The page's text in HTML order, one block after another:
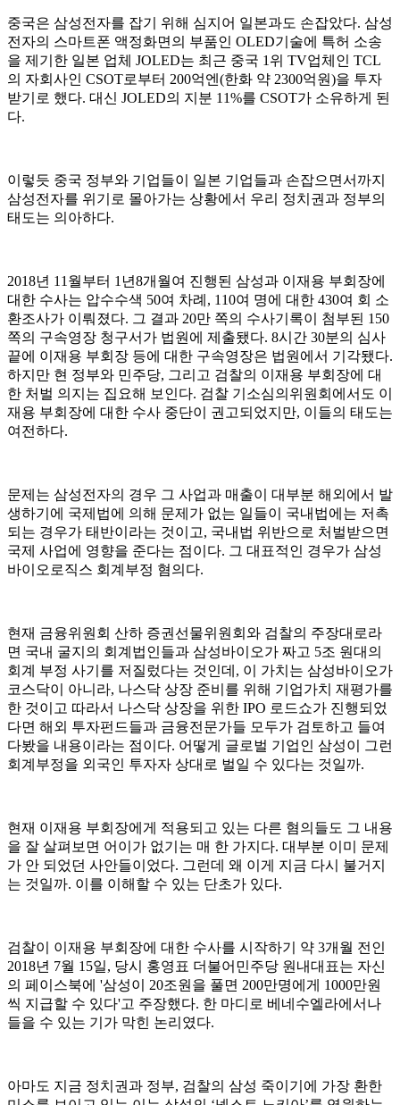
중국은 삼성전자를 잡기 위해 심지어 일본과도 손잡았다. 삼성
전자의 스마트폰 액정화면의 부품인 OLED기술에 특허 소송
을 제기한 일본 업체 JOLED는 최근 중국 1위 TV업체인 TCL
의 자회사인 CSOT로부터 200억엔(한화 약 2300억원)을 투자
받기로 했다. 대신 JOLED의 지분 11%를 CSOT가 소유하게 된
다.
이렇듯 중국 정부와 기업들이 일본 기업들과 손잡으면서까지
삼성전자를 위기로 몰아가는 상황에서 우리 정치권과 정부의
태도는 의아하다.
2018년 11월부터 1년8개월여 진행된 삼성과 이재용 부회장에
대한 수사는 압수수색 50여 차례, 110여 명에 대한 430여 회 소
환조사가 이뤄졌다. 그 결과 20만 쪽의 수사기록이 첨부된 150
쪽의 구속영장 청구서가 법원에 제출됐다. 8시간 30분의 심사
끝에 이재용 부회장 등에 대한 구속영장은 법원에서 기각됐다.
하지만 현 정부와 민주당, 그리고 검찰의 이재용 부회장에 대
한 처벌 의지는 집요해 보인다. 검찰 기소심의위원회에서도 이
재용 부회장에 대한 수사 중단이 권고되었지만, 이들의 태도는
여전하다.
문제는 삼성전자의 경우 그 사업과 매출이 대부분 해외에서 발
생하기에 국제법에 의해 문제가 없는 일들이 국내법에는 저촉
되는 경우가 태반이라는 것이고, 국내법 위반으로 처벌받으면
국제 사업에 영향을 준다는 점이다. 그 대표적인 경우가 삼성
바이오로직스 회계부정 혐의다.
현재 금융위원회 산하 증권선물위원회와 검찰의 주장대로라
면 국내 굴지의 회계법인들과 삼성바이오가 짜고 5조 원대의
회계 부정 사기를 저질렀다는 것인데, 이 가치는 삼성바이오가
코스닥이 아니라, 나스닥 상장 준비를 위해 기업가치 재평가를
한 것이고 따라서 나스닥 상장을 위한 IPO 로드쇼가 진행되었
다면 해외 투자펀드들과 금융전문가들 모두가 검토하고 들여
다봤을 내용이라는 점이다. 어떻게 글로벌 기업인 삼성이 그런
회계부정을 외국인 투자자 상대로 벌일 수 있다는 것일까.
현재 이재용 부회장에게 적용되고 있는 다른 혐의들도 그 내용
을 잘 살펴보면 어이가 없기는 매 한 가지다. 대부분 이미 문제
가 안 되었던 사안들이었다. 그런데 왜 이게 지금 다시 불거지
는 것일까. 이를 이해할 수 있는 단초가 있다.
검찰이 이재용 부회장에 대한 수사를 시작하기 약 3개월 전인
2018년 7월 15일, 당시 홍영표 더불어민주당 원내대표는 자신
의 페이스북에 '삼성이 20조원을 풀면 200만명에게 1000만원
씩 지급할 수 있다'고 주장했다. 한 마디로 베네수엘라에서나
들을 수 있는 기가 막힌 논리였다.
아마도 지금 정치권과 정부, 검찰의 삼성 죽이 기에 가장 환한